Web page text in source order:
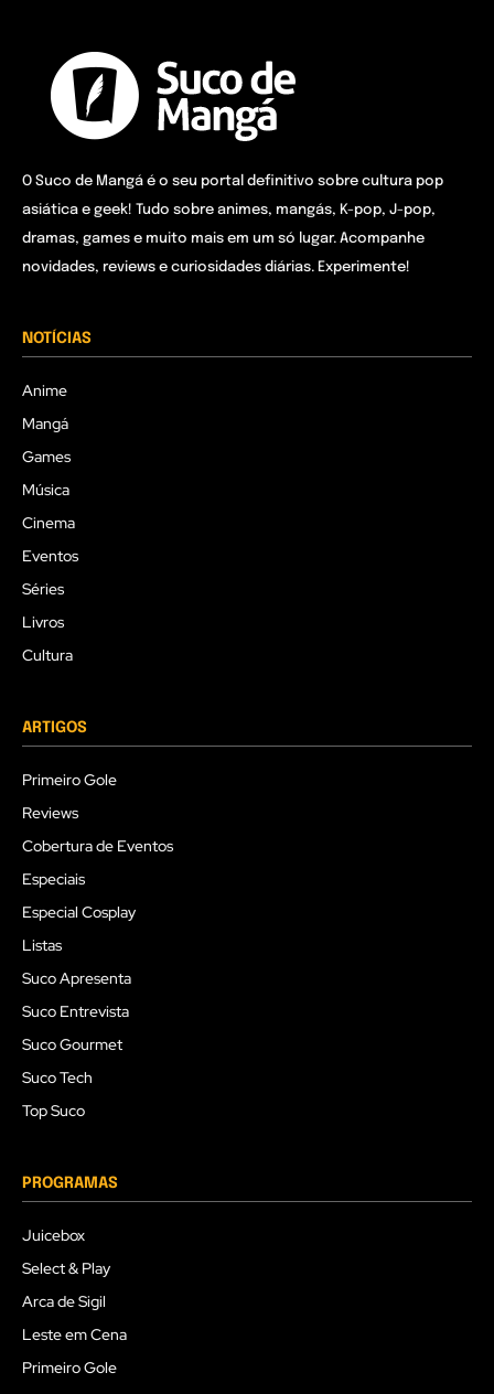
O Suco de Mangá é o seu portal definitivo sobre cultura pop
asiática e geek! Tudo sobre animes, mangás, K-pop, J-pop,
dramas, games e muito mais em um só lugar. Acompanhe
novidades, reviews e curiosidades diárias. Experimente!
NOTÍCIAS
Anime
Mangá
Games
Música
Cinema
Eventos
Séries
Livros
Cultura
ARTIGOS
Primeiro Gole
Reviews
Cobertura de Eventos
Especiais
Especial Cosplay
Listas
Suco Apresenta
Suco Entrevista
Suco Gourmet
Suco Tech
Top Suco
PROGRAMAS
Juicebox
Select & Play
Arca de Sigil
Leste em Cena
Primeiro Gole